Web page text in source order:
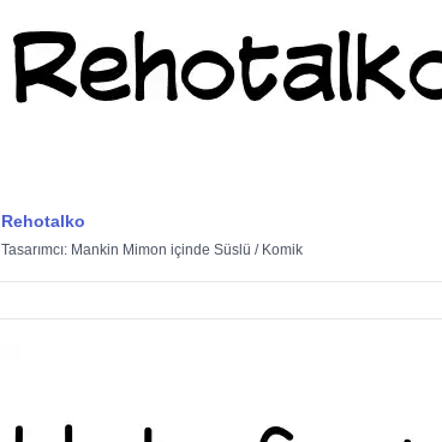
Rehotalko
Tasarımcı: Mankin Mimon içinde Süslü / Komik